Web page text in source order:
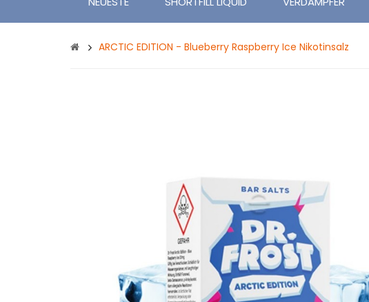
ARCTIC EDITION - Blueberry Raspberry Ice Nikotinsalz